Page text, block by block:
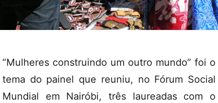
“Mulheres construindo um outro mundo” foi o
tema do painel que reuniu, no Fórum Social
Mundial em Nairóbi, três laureadas com o